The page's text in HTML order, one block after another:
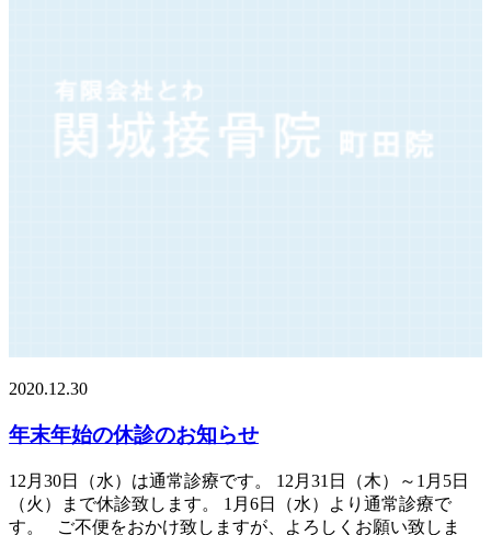
2020.12.30
年末年始の休診のお知らせ
12月30日（水）は通常診療です。 12月31日（木）～1月5日
（火）まで休診致します。 1月6日（水）より通常診療で
す。 ご不便をおかけ致しますが、よろしくお願い致しま